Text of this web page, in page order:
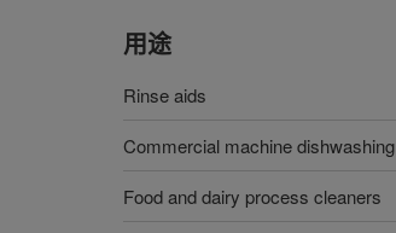
用途
Rinse aids
Commercial machine dishwashing
Food and dairy process cleaners